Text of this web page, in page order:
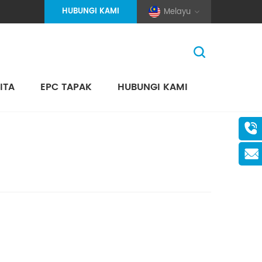
Melayu
HUBUNGI KAMI
EPC TAPAK HUBUNGI KAMI